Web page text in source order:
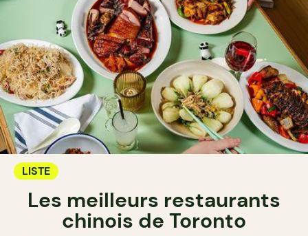
LISTE
Les meilleurs restaurants
chinois de Toronto